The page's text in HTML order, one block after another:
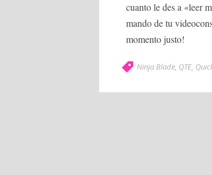
cuanto le des a «leer
mando de tu
momento justo!
Ninja Blade, QTE,